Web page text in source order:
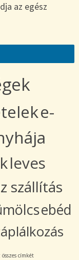
az egész
e-
leves
szállítás
ebéd
címkét